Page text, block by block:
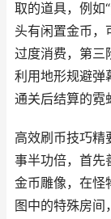
取的道具，例如
头有闲置金币，
过度消费，第三
利用地形规避弹
通关后结算的霓
高效刷币技巧精
事半功倍，首先
金币雕像，在怪
图中的特殊房间